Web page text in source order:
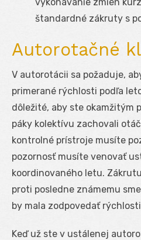
štandardné zákruty s
Autorotačné
V autorotácii sa požaduje,
primerané rýchlosti podľa
dôležité, aby ste okamžitým
páky kolektívu zachovali
kontrolné prístroje musíte
pozornosť musíte venovať
koordinovaného letu.
proti posledne známemu
by mala zodpovedať
Keď už ste v ustálenej